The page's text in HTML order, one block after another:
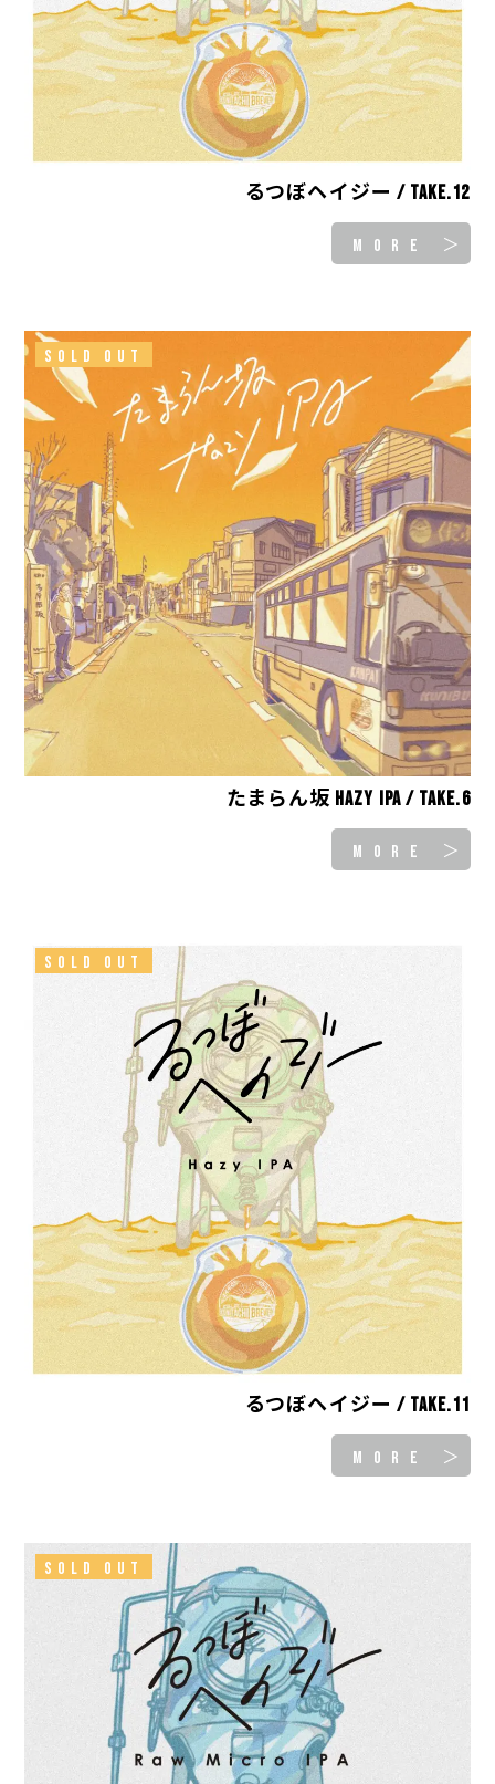
るつぼヘイジー / take.12
MORE ＞
SOLD OUT
たまらん坂 Hazy IPA / take.6
MORE ＞
SOLD OUT
るつぼヘイジー / take.11
MORE ＞
SOLD OUT